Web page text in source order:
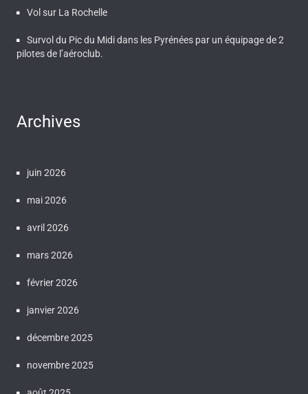
Vol sur La Rochelle
Survol du Pic du Midi dans les Pyrénées par un équipage de 2
pilotes de l’aéroclub.
Archives
juin 2026
mai 2026
avril 2026
mars 2026
février 2026
janvier 2026
décembre 2025
novembre 2025